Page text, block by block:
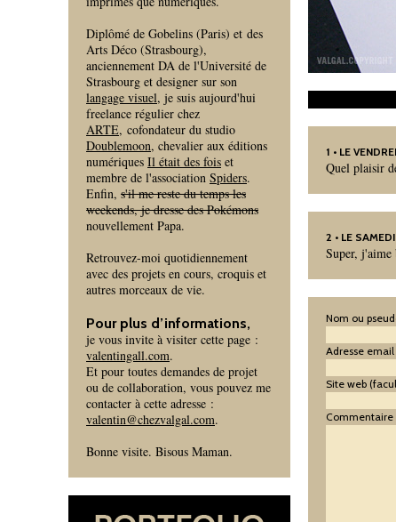
1 • LE
Quel plaisir
2 • LE
Super, j'aime
Nom ou
Adresse email
Site web
Commentaire
Diplômé de Gobelins (Paris) et des
Arts Déco (Strasbourg),
anciennement DA de l'Université de
Strasbourg et designer sur son
langage visuel, je suis aujourd'hui
freelance régulier chez
ARTE, cofondateur du studio
Doublemoon, chevalier aux éditions
numériques Il était des fois et
membre de l'association Spiders.
Enfin, s'il me reste du temps les
weekends, je dresse des Pokémons
nouvellement Papa.
Retrouvez-moi quotidiennement
avec des projets en cours, croquis et
autres morceaux de vie.
Pour plus d’informations,
je vous invite à visiter cette page :
valentingall.com.
Et pour toutes demandes de projet
ou de collaboration, vous pouvez me
contacter à cette adresse :
valentin@chezvalgal.com.
Bonne visite. Bisous Maman.